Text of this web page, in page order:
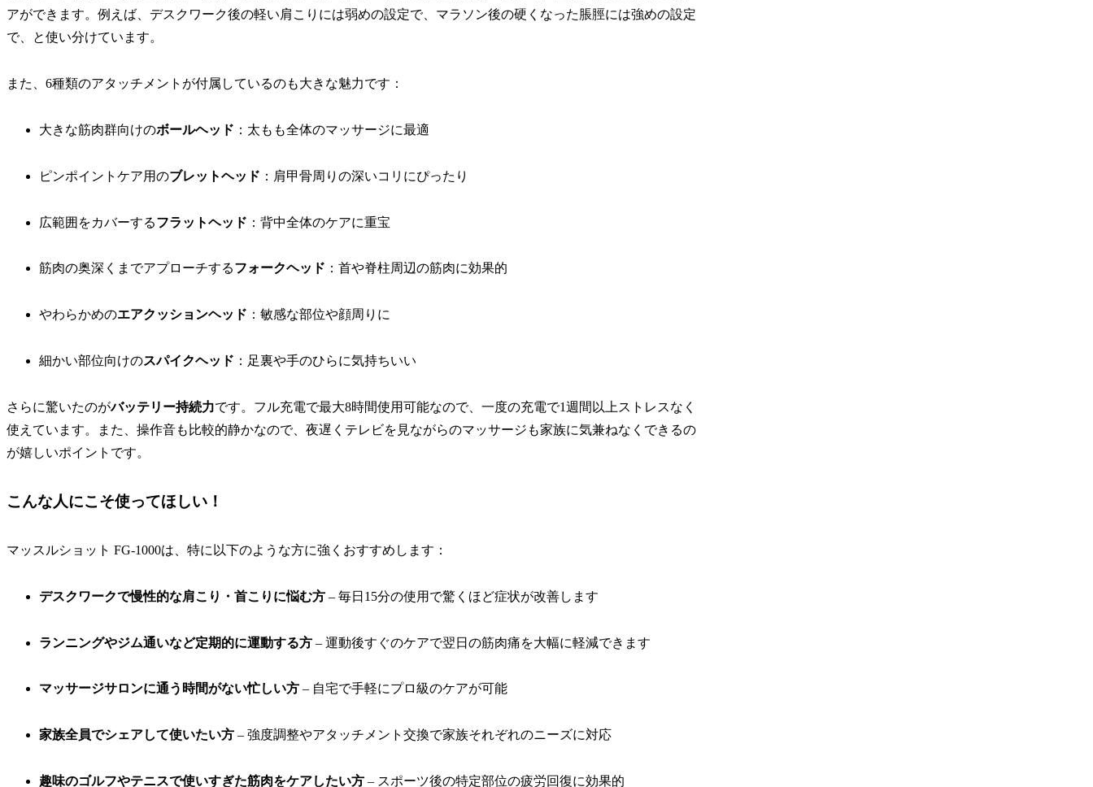
アができます。例えば、デスクワーク後の軽い肩こりには弱めの設定で、マラソン後の硬くなった脹脛には強めの設定
で、と使い分けています。
また、6種類のアタッチメントが付属しているのも大きな魅力です：
大きな筋肉群向けのボールヘッド ：太もも全体のマッサージに最適
ピンポイントケア用のブレットヘッド ：肩甲骨周りの深いコリにぴったり
広範囲をカバーするフラットヘッド ：背中全体のケアに重宝
筋肉の奥深くまでアプローチするフォークヘッド ：首や脊柱周辺の筋肉に効果的
やわらかめのエアクッションヘッド ：敏感な部位や顔周りに
細かい部位向けのスパイクヘッド ：足裏や手のひらに気持ちいい
さらに驚いたのがバッテリー持続力です。フル充電で最大8時間使用可能なので、一度の充電で1週間以上ストレスなく
使えています。また、操作音も比較的静かなので、夜遅くテレビを見ながらのマッサージも家族に気兼ねなくできるの
が嬉しいポイントです。
こんな人にこそ使ってほしい！
マッスルショット FG-1000は、特に以下のような方に強くおすすめします：
デスクワークで慢性的な肩こり・首こりに悩む方 – 毎日15分の使用で驚くほど症状が改善します
ランニングやジム通いなど定期的に運動する方 – 運動後すぐのケアで翌日の筋肉痛を大幅に軽減できます
マッサージサロンに通う時間がない忙しい方 – 自宅で手軽にプロ級のケアが可能
家族全員でシェアして使いたい方 – 強度調整やアタッチメント交換で家族それぞれのニーズに対応
趣味のゴルフやテニスで使いすぎた筋肉をケアしたい方 – スポーツ後の特定部位の疲労回復に効果的